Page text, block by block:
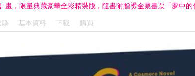
，限量典藏豪華全彩精裝版，隨書附贈燙金藏書票「夢中的
基本資料 下載 購買